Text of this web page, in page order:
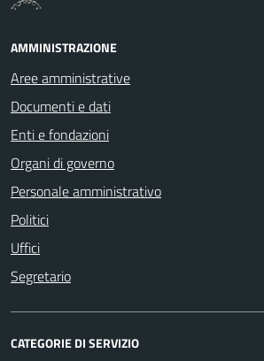
AMMINISTRAZIONE
Aree amministrative
Documenti e dati
Enti e fondazioni
Organi di governo
Personale amministrativo
Politici
Uffici
Segretario
CATEGORIE DI SERVIZIO